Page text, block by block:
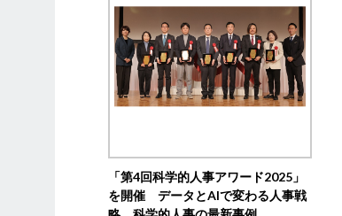
「第4回科学的人事アワード2025」
を開催 データとAIで変わる人事戦